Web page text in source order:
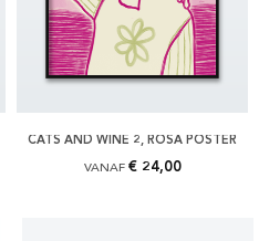
CATS AND WINE 2, ROSA POSTER
VANAF € 24,00